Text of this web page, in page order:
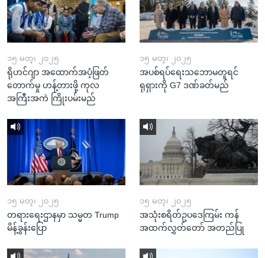
၁၅ မတ္၊ ၂၀၂၅
ရိုဟင်ဂျာ အထောက်အပံ့ဖြတ်
တောက်မှု ဟန့်တားဖို့ ကုလ
အကြီးအကဲ ကြိုးပမ်းမည်
၁၅ မတ္၊ ၂၀၂၅
အပစ်ရပ်ရေးသဘောမတူရင်
ရုရှားကို G7 ဒဏ်ခတ်မည်
၁၅ မတ္၊ ၂၀၂၅
တရားရေးဌာနမှာ သမ္မတ Trump
မိန့်ခွန်းပြော
၁၅ မတ္၊ ၂၀၂၅
အသုံးစရိတ်ဥပဒေကြမ်း ကန်
အထက်လွှတ်တော် အတည်ပြု